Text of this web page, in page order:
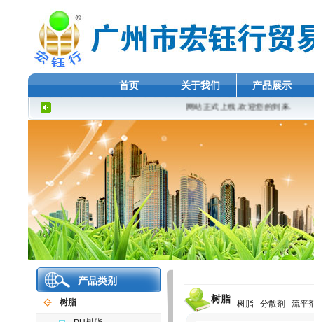
首页 关于我们 产品展示
网站正式上线,欢迎您的到来.
产品类别
树脂 树脂 树脂 分散剂 流平